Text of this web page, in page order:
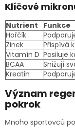
Klíčové
Nutrient
Funkce
Hořčík
Zinek
Přispívá
Vitamín D Posiluje
BCAA
Snižují
Kreatin
Význam
pokrok
Mnoho sportovců